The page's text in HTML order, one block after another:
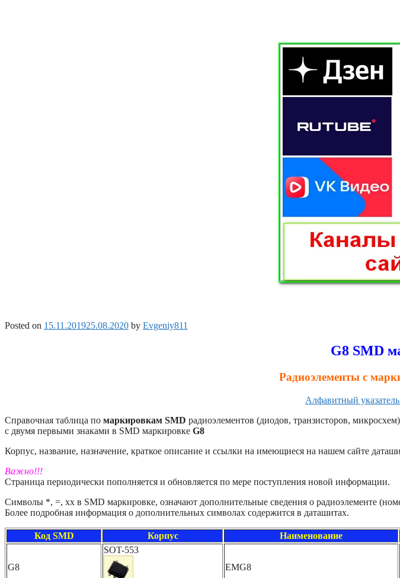
Posted on 15.11.201925.08.2020 by Evgeniy811
G8 SMD
Радиоэлементы с
Алфавитный
Справочная таблица по маркировкам SMD радиоэлементов (диодов, транзисторов,
с двумя первыми знаками в SMD маркировке G8
Корпус, название, назначение, краткое описание и ссылки на имеющиеся на нашем сайте
Важно!!!
Страница периодически пополняется и обновляется по мере поступления новой информации.
Символы *, =, xx в SMD маркировке, означают дополнительные сведения о радиоэлементе
Более подробная информация о дополнительных символах содержится в даташитах.
Код SMD Корпус Наименование
G8
SOT-553
EMG8